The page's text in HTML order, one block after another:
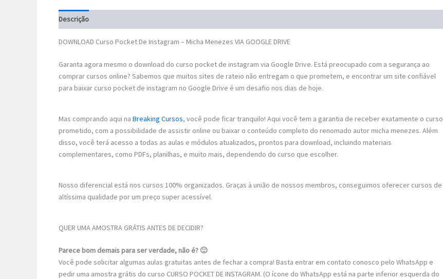
Descrição
DOWNLOAD Curso Pocket De Instagram – Micha Menezes VIA GOOGLE DRIVE
Garanta agora mesmo o download do curso pocket de instagram via Google Drive. Está preocupado com a segurança ao
comprar cursos online? Sabemos que muitos sites de rateio não entregam o que prometem, e encontrar um site confiável
para baixar curso pocket de instagram no Google Drive é um desafio nos dias de hoje.
Mas comprando aqui na Breaking Cursos, você pode ficar tranquilo! Aqui você tem a garantia de receber exatamente o curso
prometido, com a possibilidade de assistir online ou baixar o conteúdo completo do renomado autor micha menezes. Além
disso, você terá acesso a todas as aulas e módulos atualizados, prontos para download, incluindo materiais
complementares, como PDFs, planilhas, e muito mais, dependendo do curso que escolher.
Nosso diferencial está nos cursos 100% organizados. Graças à união de nossos membros, conseguimos oferecer cursos de
altíssima qualidade por um preço super acessível.
QUER UMA AMOSTRA GRÁTIS ANTES DE DECIDIR?
Parece bom demais para ser verdade, não é? 🙂
Você pode solicitar algumas aulas gratuitas antes de fechar a compra! Basta entrar em contato conosco pelo WhatsApp e
pedir uma amostra grátis do curso CURSO POCKET DE INSTAGRAM. (O ícone do WhatsApp está na parte inferior esquerda do